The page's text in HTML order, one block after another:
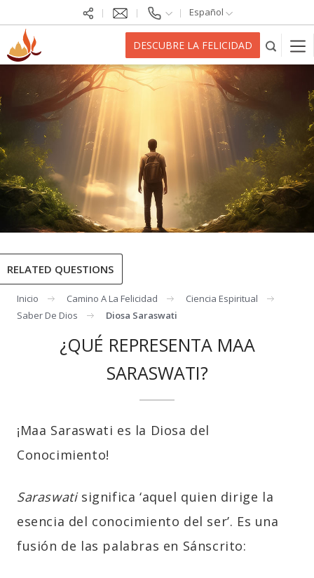
Español
DESCUBRE LA FELICIDAD
RELATED QUESTIONS
Inicio Camino A La Felicidad
Ciencia Espiritual
Saber De Dios
Diosa Saraswati
¿QUÉ REPRESENTA MAA
SARASWATI?
¡Maa Saraswati es la Diosa del
Conocimiento!
Saraswatisignifica ‘aquel quien dirige la
esencia del conocimiento del ser’. Es una
fusión de las palabras en Sánscrito: